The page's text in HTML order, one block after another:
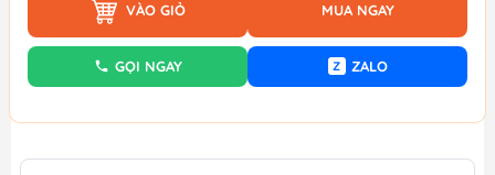
VÀO GIỎ MUA NGAY
GỌI NGAY Z ZALO